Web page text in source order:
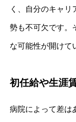
く、自分のキャ
勢も不可欠です。
な可能性が開けて
初任給や生涯
病院によって差は